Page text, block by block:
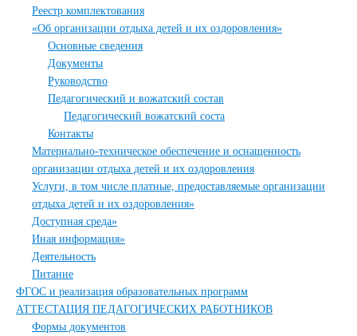
Реестр комплектования
«Об организации отдыха детей и их оздоровления»
Основные сведения
Документы
Руководство
Педагогический и вожатский состав
Педагогический вожатский соста
Контакты
Материально-техническое обеспечение и оснащенность
организации отдыха детей и их оздоровления
Услуги, в том числе платные, предоставляемые организации
отдыха детей и их оздоровления»
Доступная среда»
Иная информация»
Деятельность
Питание
ФГОС и реализация образовательных программ
АТТЕСТАЦИЯ ПЕДАГОГИЧЕСКИХ РАБОТНИКОВ
Формы документов